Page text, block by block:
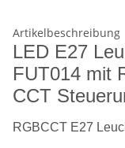
Artikelbeschreibung
LED E27
FUT014 mit
CCT
RGBCCT E27